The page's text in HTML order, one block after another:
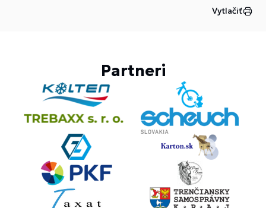
Vytlačiť
Partneri